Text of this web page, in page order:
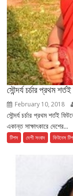
সৌন্দর্য চর্চার প্রথম
February 10, 2018
সৌন্দর্য চর্চার প্রথম
একান্ত সাক্ষাৎকারে দেশের...
টিপস দেশী সংবাদ ফিটনেস